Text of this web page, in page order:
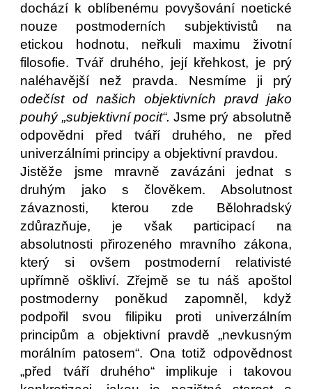
dochází k oblíbenému povyšování noetické
nouze postmoderních subjektivistů na
etickou hodnotu, neřkuli maximu životní
filosofie. Tvář druhého, její křehkost, je prý
naléhavější než pravda. Nesmíme ji prý
odečíst od našich objektivních pravd jako
pouhý „subjektivní pocit“. Jsme prý absolutně
odpovědni před tváří druhého, ne před
univerzálními principy a objektivní pravdou.
Jistěže jsme mravně zavázáni jednat s
druhým jako s člověkem. Absolutnost
závaznosti, kterou zde Bělohradský
zdůrazňuje, je však participací na
absolutnosti přirozeného mravního zákona,
který si ovšem postmoderní relativisté
upřímně oškliví. Zřejmě se tu náš apoštol
postmoderny poněkud zapomněl, když
podpořil svou filipiku proti univerzálním
principům a objektivní pravdě „nevkusným
morálním patosem“. Ona totiž odpovědnost
„před tváří druhého“ implikuje i takovou